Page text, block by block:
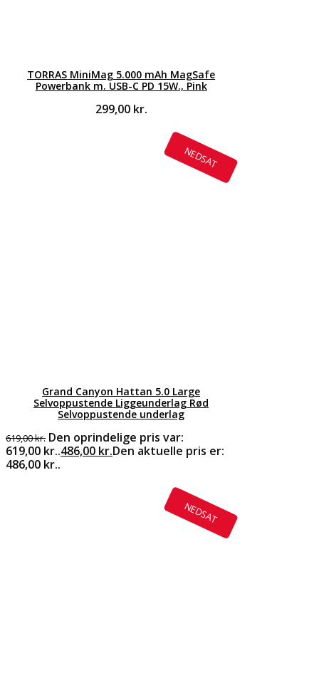
TORRAS MiniMag 5.000 mAh MagSafe
Powerbank m. USB-C PD 15W., Pink
299,00 kr.
NEDSAT
Grand Canyon Hattan 5.0 Large
Selvoppustende Liggeunderlag Rød
Selvoppustende underlag
619,00kr. Den oprindelige pris var:
619,00 kr..486,00 kr.Den aktuelle pris er:
486,00 kr..
NEDSAT